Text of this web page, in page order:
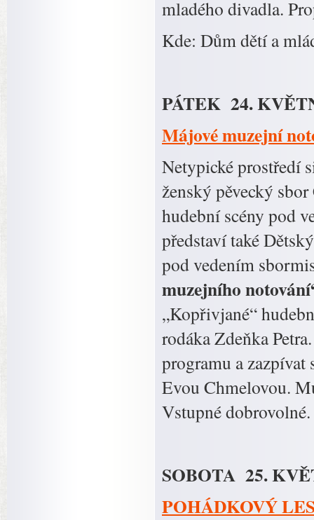
mladého divadla.
Kde: Dům dětí a
PÁTEK 24.
Májové muzejní
Netypické prostředí
ženský pěvecký
hudební scény pod
představí také
pod vedením
muzejního
„Kopřivjané“
rodáka Zdeňka
programu a
Evou Chmelovou.
Vstupné dobrovolné.
SOBOTA 25.
POHÁDKOVÝ